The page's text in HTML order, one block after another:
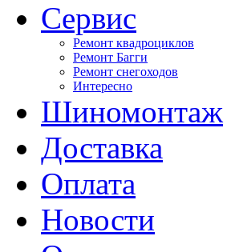
Сервис
Ремонт квадроциклов
Ремонт Багги
Ремонт снегоходов
Интересно
Шиномонтаж
Доставка
Оплата
Новости